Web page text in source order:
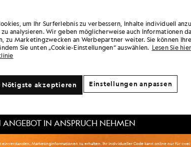
um Ihr Surferlebnis zu verbessern, Inhalte individuell
analysieren. Wir geben möglicherweise auch Informationen
zu Marketingzwecken an Werbepartner weiter. Sie können Ihre
Sie unten „Cookie-Einstellungen“ auswählen. Lesen Sie
Nötigste akzeptieren Einstellungen anpassen
„ Lyle & Scott “-Club und erfahren Sie als Erste von den
Kooperationen und saisonalen Sonderverkäufen
einem einzigartigen Willkommenscode mit 15 % Rabatt.
IN ANSPRUCH NEHMEN
einverstanden, Marketinginformationen zu erhalten. Ihr individueller Code kann online nur für zwei